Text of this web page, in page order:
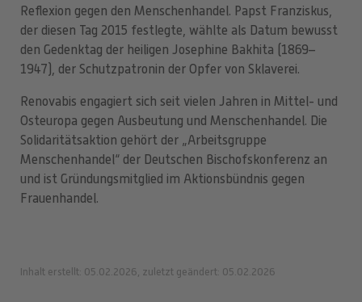
Reflexion gegen den Menschenhandel. Papst Franziskus,
der diesen Tag 2015 festlegte, wählte als Datum bewusst
den Gedenktag der heiligen Josephine Bakhita (1869–
1947), der Schutzpatronin der Opfer von Sklaverei.
Renovabis engagiert sich seit vielen Jahren in Mittel- und
Osteuropa gegen Ausbeutung und Menschenhandel. Die
Solidaritätsaktion gehört der „Arbeitsgruppe
Menschenhandel“ der Deutschen Bischofskonferenz an
und ist Gründungsmitglied im Aktionsbündnis gegen
Frauenhandel.
Inhalt erstellt: 05.02.2026, zuletzt geändert: 05.02.2026